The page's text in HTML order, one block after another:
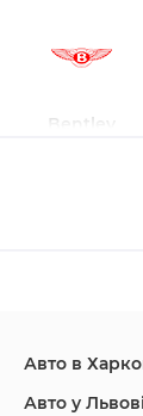
Bentley
Авто в
Авто у Львові